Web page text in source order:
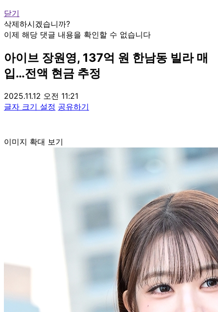
닫기
삭제하시겠습니까?
이제 해당 댓글 내용을 확인할 수 없습니다
아이브 장원영, 137억 원 한남동 빌라 매
입…전액 현금 추정
2025.11.12 오전 11:21
글자 크기 설정 공유하기
이미지 확대 보기